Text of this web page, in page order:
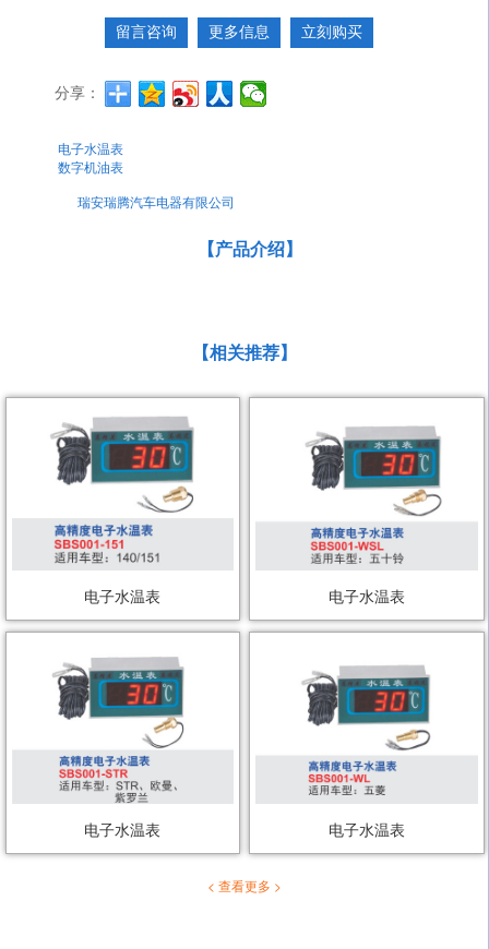
留言咨询 更多信息 立刻购买
分享：
电子水温表
数字机油表
瑞安瑞腾汽车电器有限公司
【产品介绍】
【相关推荐】
电子水温表 电子水温表
电子水温表 电子水温表
< 查看更多 >